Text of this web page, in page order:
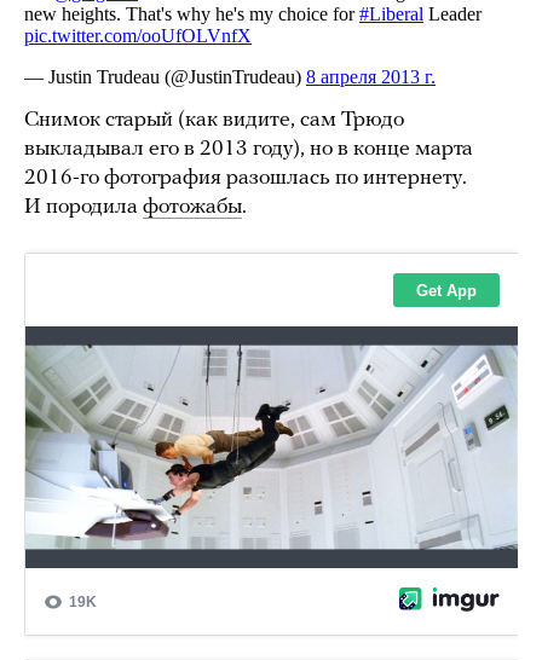
Снимок старый (как видите, сам Трюдо
выкладывал его в 2013 году), но в конце марта
2016-го фотография разошлась по интернету.
И породила фотожабы.